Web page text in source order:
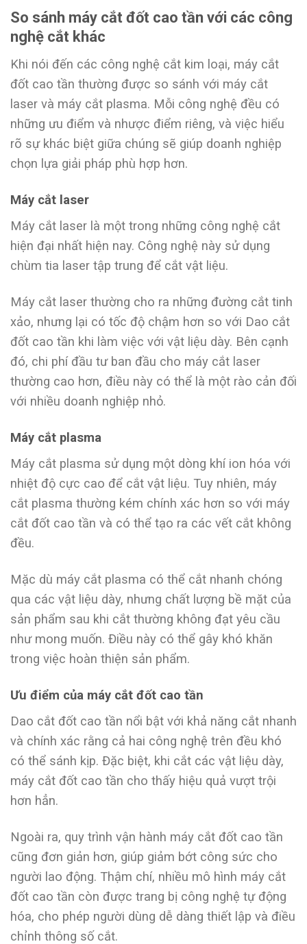
So sánh máy cắt đốt cao tần với các công
nghệ cắt khác
Khi nói đến các công nghệ cắt kim loại, máy cắt
đốt cao tần thường được so sánh với máy cắt
laser và máy cắt plasma. Mỗi công nghệ đều có
những ưu điểm và nhược điểm riêng, và việc hiểu
rõ sự khác biệt giữa chúng sẽ giúp doanh nghiệp
chọn lựa giải pháp phù hợp hơn.
Máy cắt laser
Máy cắt laser là một trong những công nghệ cắt
hiện đại nhất hiện nay. Công nghệ này sử dụng
chùm tia laser tập trung để cắt vật liệu.
Máy cắt laser thường cho ra những đường cắt tinh
xảo, nhưng lại có tốc độ chậm hơn so với Dao cắt
đốt cao tần khi làm việc với vật liệu dày. Bên cạnh
đó, chi phí đầu tư ban đầu cho máy cắt laser
thường cao hơn, điều này có thể là một rào cản đối
với nhiều doanh nghiệp nhỏ.
Máy cắt plasma
Máy cắt plasma sử dụng một dòng khí ion hóa với
nhiệt độ cực cao để cắt vật liệu. Tuy nhiên, máy
cắt plasma thường kém chính xác hơn so với máy
cắt đốt cao tần và có thể tạo ra các vết cắt không
đều.
Mặc dù máy cắt plasma có thể cắt nhanh chóng
qua các vật liệu dày, nhưng chất lượng bề mặt của
sản phẩm sau khi cắt thường không đạt yêu cầu
như mong muốn. Điều này có thể gây khó khăn
trong việc hoàn thiện sản phẩm.
Ưu điểm của máy cắt đốt cao tần
Dao cắt đốt cao tần nổi bật với khả năng cắt nhanh
và chính xác rằng cả hai công nghệ trên đều khó
có thể sánh kịp. Đặc biệt, khi cắt các vật liệu dày,
máy cắt đốt cao tần cho thấy hiệu quả vượt trội
hơn hẳn.
Ngoài ra, quy trình vận hành máy cắt đốt cao tần
cũng đơn giản hơn, giúp giảm bớt công sức cho
người lao động. Thậm chí, nhiều mô hình máy cắt
đốt cao tần còn được trang bị công nghệ tự động
hóa, cho phép người dùng dễ dàng thiết lập và điều
chỉnh thông số cắt.